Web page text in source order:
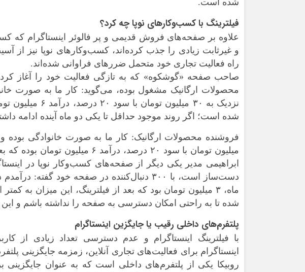
شده است.
فیلترینگ با کسب‌وکارهای نوپا چه کرد؟
علاوه بر صفحه‌های فروش قدیمی و پر فالوئر اینستاگرام که
و غیرثابت زیادی را جذب کرده‌اند، کسب‌وکارهای نوپا نیز از
راه فعالیت تجاری خود متحمل ضررهای فراوانی شده‌اند.
محصولات ارگانیک مشغول بوده، می‌گوید: کار ما به صورت
نزدیک به ۳۰
شده است؛ اگر روند موجود حداقل تا یکی دو ماه آینده ادامه
میلیون تومان با سود ۲۰ درصد،
ابراهیمی مدیر یکی دیگر از صفحه‌های کسب‌وکار نوپا در
دست‌ساز است، با ۳۰۰ دنبال‌کننده در صفحه خود
شده تا به راحتی امکان دسترسی به صفحه را نداشته باشم و
پلتفرم‌های داخلی رقیب یا جایگزین اینستاگرام
با فیلترینگ اینستاگرام و عدم دسترسی تعداد زیادی از
اینستاگرام برای فعالیت‌های تجاری آنلاین، زمزمه‌ جایگزینی
روبیکا یکی از پلتفرم‌های داخلی است که به عنوان جایگزینی